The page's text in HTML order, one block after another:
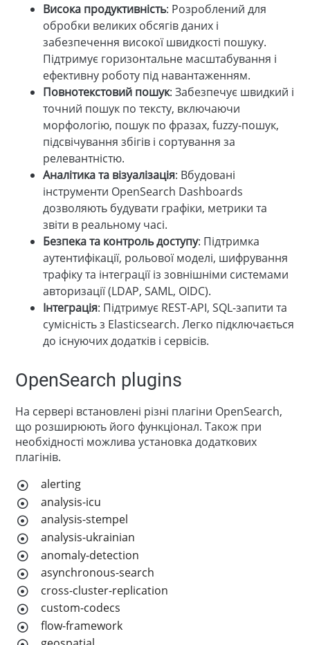
Висока продуктивність: Розроблений для
обробки великих обсягів даних і
забезпечення високої швидкості пошуку.
Підтримує горизонтальне масштабування і
ефективну роботу під навантаженням.
Повнотекстовий пошук: Забезпечує швидкий і
точний пошук по тексту, включаючи
морфологію, пошук по фразах, fuzzy-пошук,
підсвічування збігів і сортування за
релевантністю.
Аналітика та візуалізація: Вбудовані
інструменти OpenSearch Dashboards
дозволяють будувати графіки, метрики та
звіти в реальному часі.
Безпека та контроль доступу: Підтримка
аутентифікації, рольової моделі, шифрування
трафіку та інтеграції із зовнішніми системами
авторизації (LDAP, SAML, OIDC).
Інтеграція: Підтримує REST-API, SQL-запити та
сумісність з Elasticsearch. Легко підключається
до існуючих додатків і сервісів.
OpenSearch plugins
На сервері встановлені різні плагіни OpenSearch,
що розширюють його функціонал. Також при
необхідності можлива установка додаткових
плагінів.
alerting
analysis-icu
analysis-stempel
analysis-ukrainian
anomaly-detection
asynchronous-search
cross-cluster-replication
custom-codecs
flow-framework